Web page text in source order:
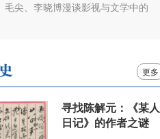
毛尖、李晓博漫谈影视与文学中的
更多
寻找陈解元：《某人
日记》的作者之谜